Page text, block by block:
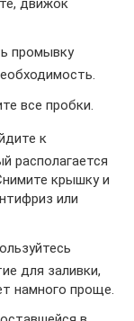
движок
промывку
все пробки.
к
располагается
крышку и
или
для заливки,
намного проще.